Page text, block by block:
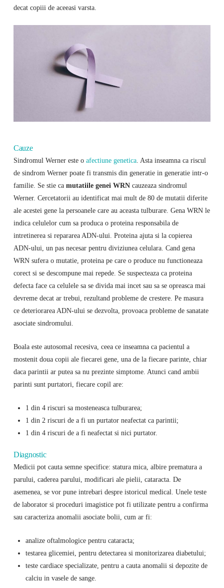
decat copiii de aceeasi varsta.
Cauze
Sindromul Werner este o afectiune genetica. Asta inseamna ca riscul
de sindrom Werner poate fi transmis din generatie in generatie intr-o
familie. Se stie ca mutatiile genei WRNcauzeaza sindromul
Werner. Cercetatorii au identificat mai mult de 80 de mutatii diferite
ale acestei gene la persoanele care au aceasta tulburare. Gena WRN le
indica celulelor cum sa produca o proteina responsabila de
intretinerea si repararea ADN-ului. Proteina ajuta si la copierea
ADN-ului, un pas necesar pentru diviziunea celulara. Cand gena
WRN sufera o mutatie, proteina pe care o produce nu functioneaza
corect si se descompune mai repede. Se suspecteaza ca proteina
defecta face ca celulele sa se divida mai incet sau sa se opreasca mai
devreme decat ar trebui, rezultand probleme de crestere. Pe masura
ce deteriorarea ADN-ului se dezvolta, provoaca probleme de sanatate
asociate sindromului.
Boala este autosomal recesiva, ceea ce inseamna ca pacientul a
mostenit doua copii ale fiecarei gene, una de la fiecare parinte, chiar
daca parintii ar putea sa nu prezinte simptome. Atunci cand ambii
parinti sunt purtatori, fiecare copil are:
1 din 4 riscuri sa mosteneasca tulburarea;
1 din 2 riscuri de a fi un purtator neafectat ca parintii;
1 din 4 riscuri de a fi neafectat si nici purtator.
Diagnostic
Medicii pot cauta semne specifice: statura mica, albire prematura a
parului, caderea parului, modificari ale pielii, cataracta. De
asemenea, se vor pune intrebari despre istoricul medical. Unele teste
de laborator si proceduri imagistice pot fi utilizate pentru a confirma
sau caracteriza anomalii asociate bolii, cum ar fi:
analize oftalmologice pentru cataracta;
testarea glicemiei, pentru detectarea si monitorizarea diabetului;
teste cardiace specializate, pentru a cauta anomalii si depozite de
calciu in vasele de sange.